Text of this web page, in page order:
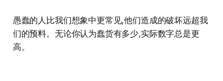
愚蠢的人比我们想象中更常见,他们造成的破坏远超我
们的预料。无论你认为蠢货有多少,实际数字总是更
高。